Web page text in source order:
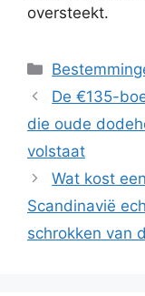
oversteekt.
Categorieën
De €135-
die oude
volstaat
Wat kost
Scandinavië
schrokken van